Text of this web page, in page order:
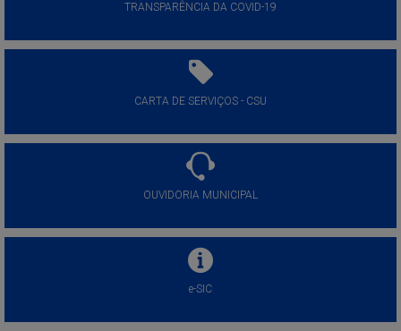
TRANSPARÊNCIA DA COVID-19
CARTA DE SERVIÇOS - CSU
OUVIDORIA MUNICIPAL
e-SIC